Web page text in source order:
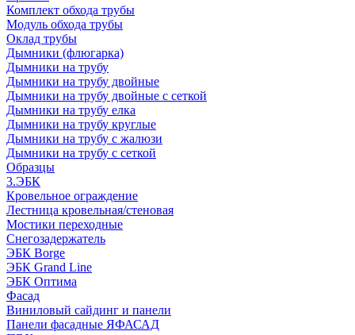
Комплект обхода трубы
Модуль обхода трубы
Оклад трубы
Дымники (флюгарка)
Дымники на трубу
Дымники на трубу двoйные
Дымники на трубу двoйные с сеткой
Дымники на трубу елка
Дымники на трубу круглые
Дымники на трубу с жалюзи
Дымники на трубу с сеткой
Образцы
3.ЭБК
Кровельное ограждение
Лестница кровельная/стеновая
Мостики переходные
Снегозадержатель
ЭБК Borge
ЭБК Grand Line
ЭБК Оптима
Фасад
Виниловый сайдинг и панели
Панели фасадные ЯФАСАД